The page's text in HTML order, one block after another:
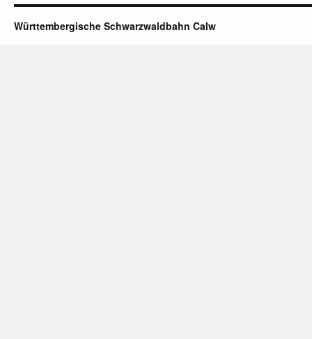
Württembergische Schwarzwaldbahn Calw